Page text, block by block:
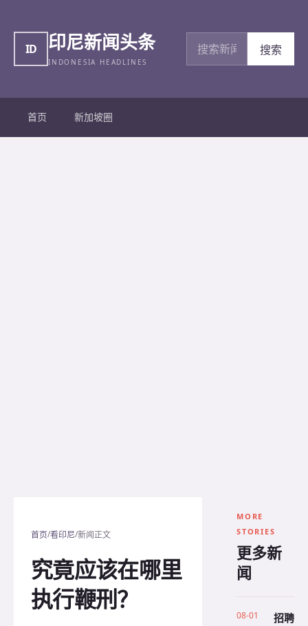
ID 印尼新闻头条
INDONESIA HEADLINES
搜索新闻
搜索
首页 新加坡圈
首页/看印尼/新闻正文
究竟应该在哪里
执行鞭刑？
MORE
STORIES
更多新
闻
08-01
招聘